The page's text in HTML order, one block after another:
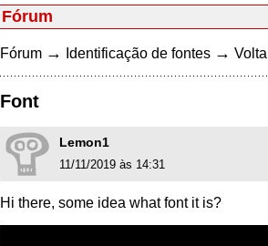
Fórum
Fórum → Identificação de fontes →
Font
Lemon1
11/11/2019 às 14:31
Hi there, some idea what font it is?